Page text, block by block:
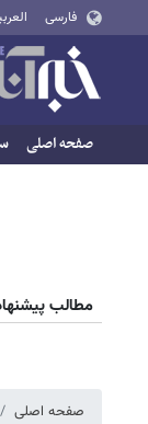
فارسی
صفحه اصلی
مطالب
صفحه اصلی